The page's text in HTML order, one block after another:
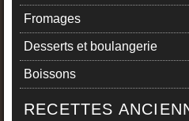
Fromages
Desserts et boulangerie
Boissons
RECETTES